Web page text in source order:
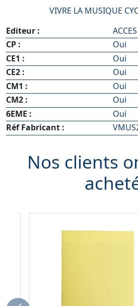
VIVRE LA MUSIQUE
Editeur :
ACCES
CP :
Oui
CE1 :
Oui
CE2 :
Oui
CM1 :
Oui
CM2 :
Oui
6EME :
Oui
Réf Fabricant :
Nos clients